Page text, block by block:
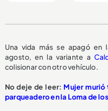
Una vida más se apagó
agosto, en la variante a
colisionar con otro vehículo.
No deje de leer: Mujer murió
parqueadero en la Loma de